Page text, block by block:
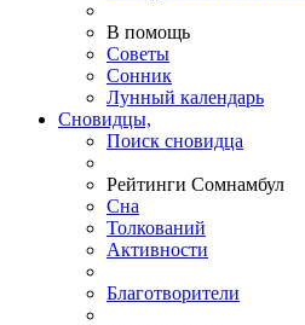
В помощь
Советы
Сонник
Лунный календарь
Сновидцы,
Поиск сновидца
Рейтинги Сомнамбул
Сна
Толкований
Активности
Благотворители